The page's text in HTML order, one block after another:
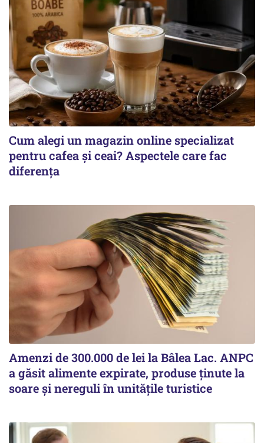
Cum alegi un magazin online specializat
pentru cafea și ceai? Aspectele care fac
diferența
Amenzi de 300.000 de lei la Bâlea Lac. ANPC
a găsit alimente expirate, produse ținute la
soare și nereguli în unitățile turistice